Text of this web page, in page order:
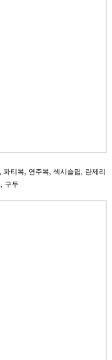
티복, 연주복, 섹시슬립, 란제리
구두